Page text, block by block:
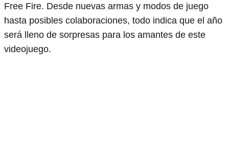
Free Fire. Desde nuevas armas y modos de juego
hasta posibles colaboraciones, todo indica que el año
será lleno de sorpresas para los amantes de este
videojuego.